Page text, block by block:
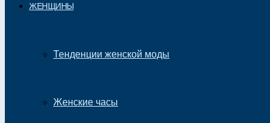
ЖЕНЩИНЫ
Тенденции женской моды
Женские часы